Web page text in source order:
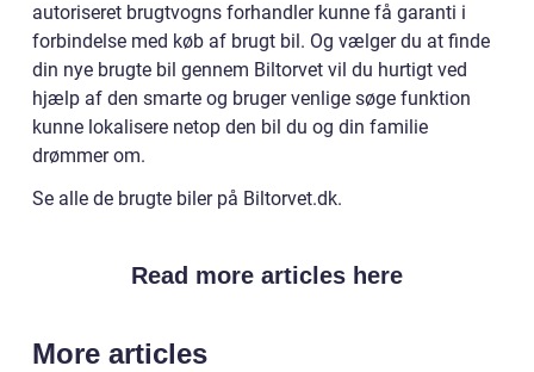
autoriseret brugtvogns forhandler kunne få garanti i
forbindelse med køb af brugt bil. Og vælger du at finde
din nye brugte bil gennem Biltorvet vil du hurtigt ved
hjælp af den smarte og bruger venlige søge funktion
kunne lokalisere netop den bil du og din familie
drømmer om.
Se alle de brugte biler på Biltorvet.dk.
Read more articles here
More articles